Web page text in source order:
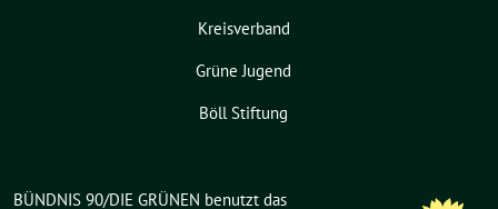
Kreisverband
Grüne Jugend
Böll Stiftung
BÜNDNIS 90/DIE GRÜNEN benutzt das